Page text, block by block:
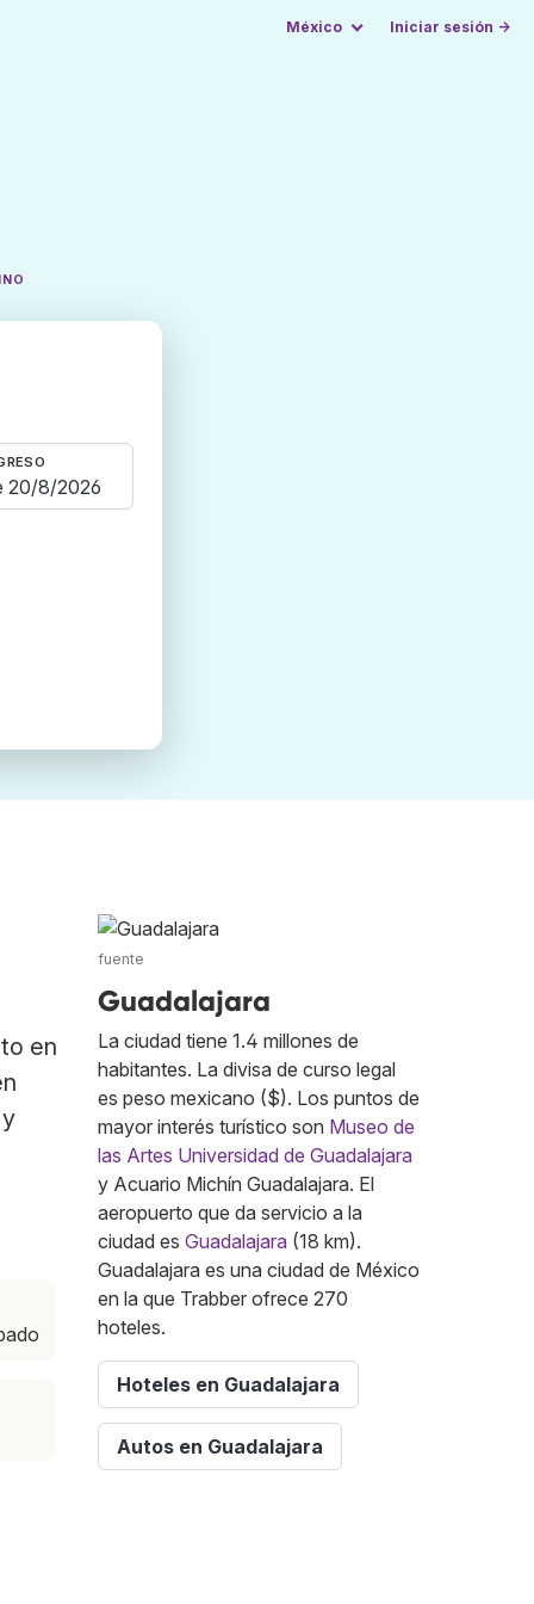
México Iniciar sesión →
en
fuente
Guadalajara
La ciudad tiene 1.4 millones de
habitantes. La divisa de curso legal
es peso mexicano ($). Los puntos de
mayor interés turístico son Museo de
las Artes Universidad de Guadalajara
y Acuario Michín Guadalajara. El
aeropuerto que da servicio a la
ciudad es Guadalajara (18 km).
Guadalajara es una ciudad de México
en la que Trabber ofrece 270
hoteles.
Hoteles en Guadalajara
Autos en Guadalajara